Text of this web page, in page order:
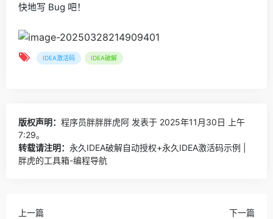
快地写 Bug 吧！
IDEA激活码 IDEA破解
版权声明： 程序员胖胖胖虎阿 发表于 2025年11月30日 上午
7:29。
转载请注明： 永久IDEA破解自动授权+永久IDEA激活码示例 |
胖虎的工具箱-编程导航
上一篇 下一篇